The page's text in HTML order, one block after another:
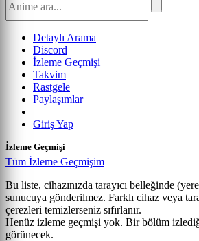
Detaylı Arama
Discord
İzleme Geçmişi
Takvim
Rastgele
Paylaşımlar
Giriş Yap
İzleme Geçmişi
Tüm İzleme Geçmişim
Bu liste, cihazınızda tarayıcı belleğinde
sunucuya gönderilmez. Farklı cihaz veya
çerezleri temizlerseniz sıfırlanır.
Henüz izleme geçmişi yok. Bir bölüm
görünecek.